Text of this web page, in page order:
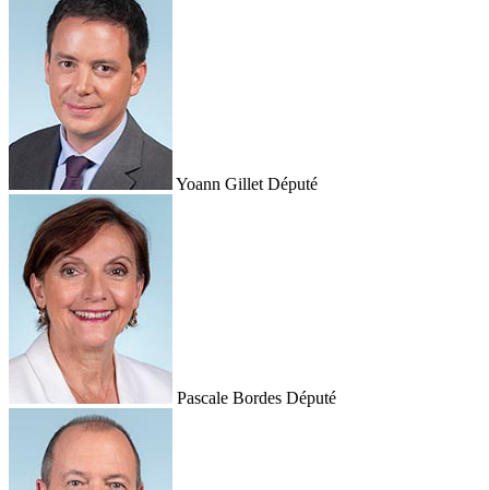
Yoann Gillet Député
Pascale Bordes Député